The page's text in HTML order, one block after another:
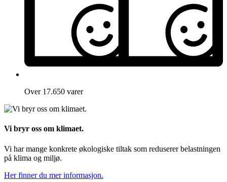
Over 17.650 varer
Vi bryr oss om klimaet.
Vi har mange konkrete økologiske tiltak som reduserer belastningen
på klima og miljø.
Her finner du mer informasjon.